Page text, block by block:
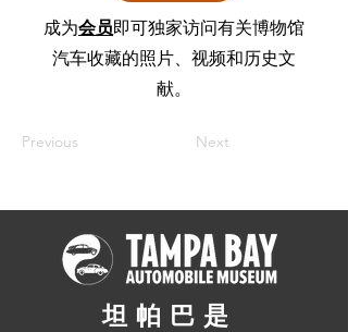
成为会员即可独家访问有关博物馆
汽车收藏的照片、视频和历史文
献。
Previous Next
坦帕巴 是